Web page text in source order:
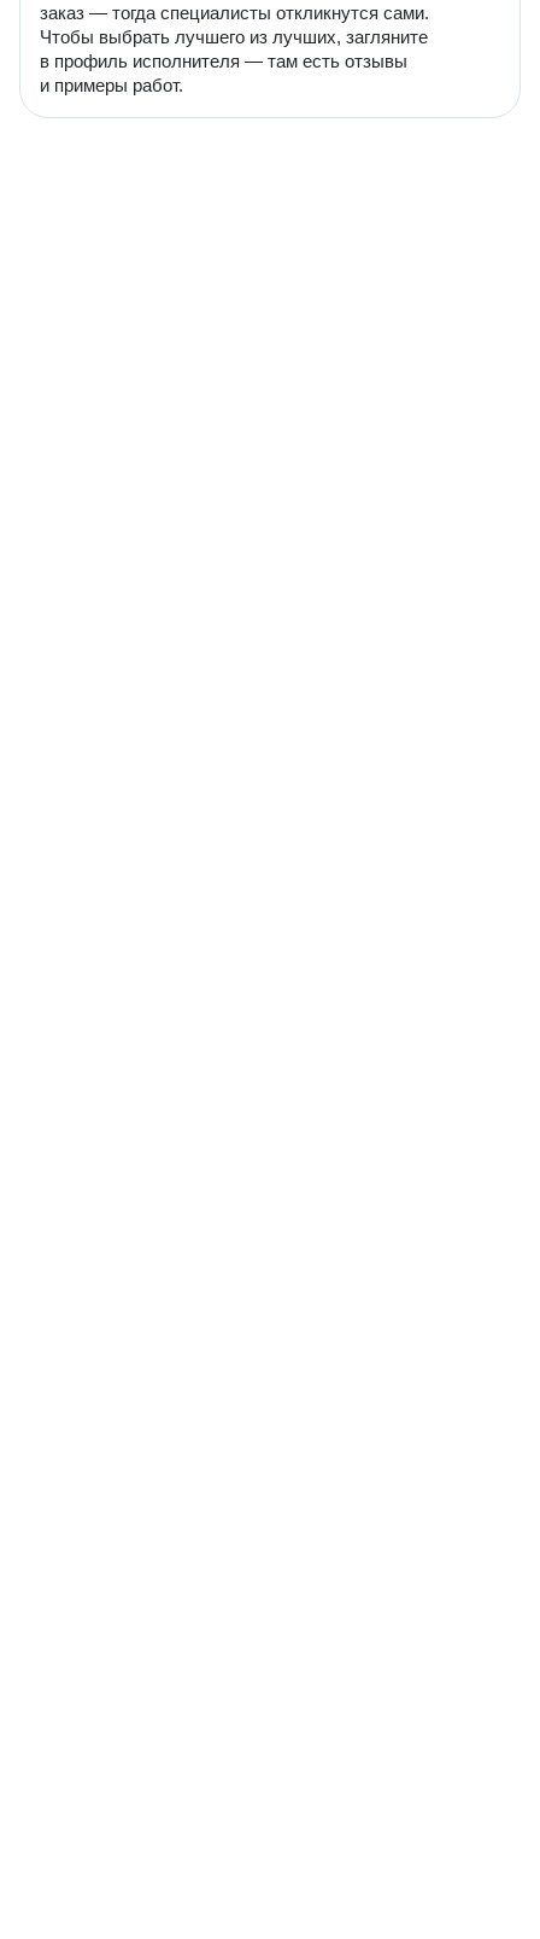
заказ — тогда специалисты откликнутся сами.
Чтобы выбрать лучшего из лучших, загляните
в профиль исполнителя — там есть отзывы
и примеры работ.